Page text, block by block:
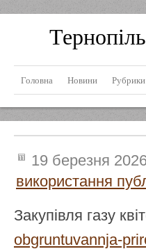
Головна Новини Рубрики
19 березня
використання
Закупівля газу
obgruntuvannja-